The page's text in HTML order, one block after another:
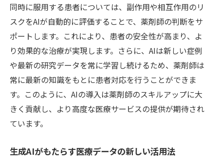
同時に服用する患者については、副作用や相互作用のリ
スクをAIが自動的に評価することで、薬剤師の判断をサ
ポートします。これにより、患者の安全性が高まり、よ
り効果的な治療が実現します。さらに、AIは新しい症例
や最新の研究データを常に学習し続けるため、薬剤師は
常に最新の知識をもとに患者対応を行うことができま
す。このように、AIの導入は薬剤師のスキルアップに大
きく貢献し、より高度な医療サービスの提供が期待され
ています。
生成AIがもたらす医療データの新しい活用法